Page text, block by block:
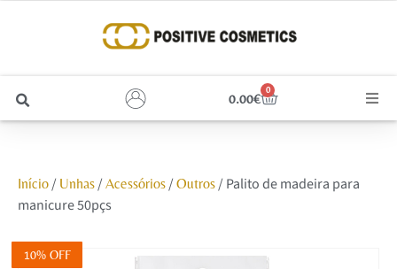
0.00€
0
Unhas
Início/ Unhas/ Acessórios/ Outros/ Palito de madeira para
manicure 50pçs
10% OFF